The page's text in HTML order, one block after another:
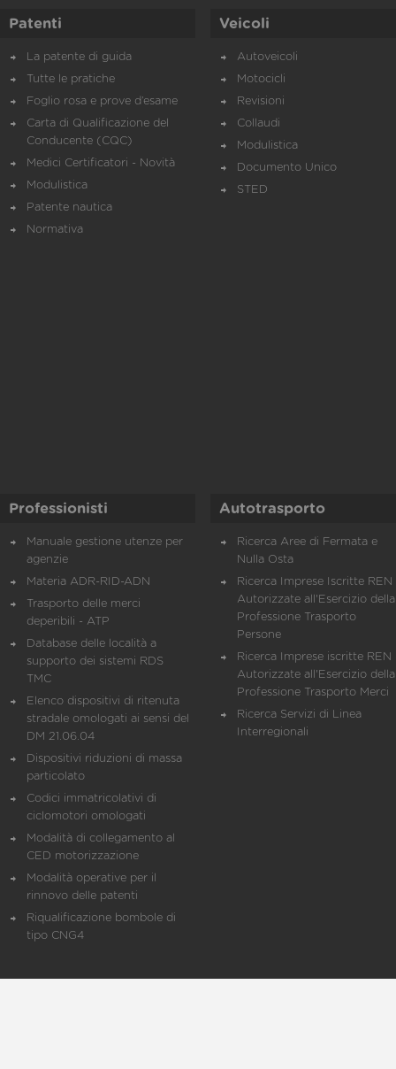
Patenti
La patente di guida
Tutte le pratiche
Foglio rosa e prove d’esame
Carta di Qualificazione del
Conducente (CQC)
Medici Certificatori - Novità
Modulistica
Patente nautica
Normativa
Veicoli
Autoveicoli
Motocicli
Revisioni
Collaudi
Modulistica
Documento Unico
STED
Professionisti
Manuale gestione utenze per
agenzie
Materia ADR-RID-ADN
Trasporto delle merci
deperibili - ATP
Database delle località a
supporto dei sistemi RDS
TMC
Elenco dispositivi di ritenuta
stradale omologati ai sensi del
DM 21.06.04
Dispositivi riduzioni di massa
particolato
Codici immatricolativi di
ciclomotori omologati
Modalità di collegamento al
CED motorizzazione
Modalità operative per il
rinnovo delle patenti
Riqualificazione bombole di
tipo CNG4
Autotrasporto
Ricerca Aree di Fermata e
Nulla Osta
Ricerca Imprese Iscritte REN
Autorizzate all'Esercizio della
Professione Trasporto
Persone
Ricerca Imprese iscritte REN
Autorizzate all'Esercizio della
Professione Trasporto Merci
Ricerca Servizi di Linea
Interregionali